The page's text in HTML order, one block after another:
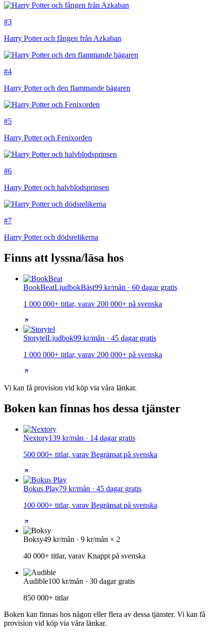
#3
Harry Potter och fången från Azkaban
#4
Harry Potter och den flammande bägaren
#5
Harry Potter och Fenixorden
#6
Harry Potter och halvblodsprinsen
#7
Harry Potter och dödsrelikerna
Finns att lyssna/läsa hos
BookBeatLjudbokBäst99 kr/mån · 60 dagar gratis
1 000 000+ titlar, varav 200 000+ på svenska
StorytelLjudbok99 kr/mån · 45 dagar gratis
1 000 000+ titlar, varav 200 000+ på svenska
Vi kan få provision vid köp via våra länkar.
Boken kan finnas hos dessa tjänster
Nextory139 kr/mån · 14 dagar gratis
500 000+ titlar, varav Begränsat på svenska
Bokus Play79 kr/mån · 45 dagar gratis
100 000+ titlar, varav Begränsat på svenska
Boksy49 kr/mån · 9 kr/mån × 2
40 000+ titlar, varav Knappt på svenska
Audible100 kr/mån · 30 dagar gratis
850 000+ titlar
Boken kan finnas hos någon eller flera av dessa tjänster. Vi kan få
provision vid köp via våra länkar.